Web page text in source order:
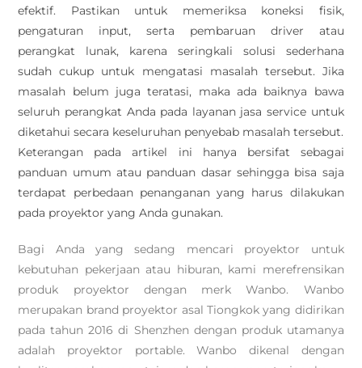
efektif. Pastikan untuk memeriksa koneksi fisik,
pengaturan input, serta pembaruan driver atau
perangkat lunak, karena seringkali solusi sederhana
sudah cukup untuk mengatasi masalah tersebut. Jika
masalah belum juga teratasi, maka ada baiknya bawa
seluruh perangkat Anda pada layanan jasa service untuk
diketahui secara keseluruhan penyebab masalah tersebut.
Keterangan pada artikel ini hanya bersifat sebagai
panduan umum atau panduan dasar sehingga bisa saja
terdapat perbedaan penanganan yang harus dilakukan
pada proyektor yang Anda gunakan.
Bagi Anda yang sedang mencari proyektor untuk
kebutuhan pekerjaan atau hiburan, kami merefrensikan
produk proyektor dengan merk Wanbo. Wanbo
merupakan brand proyektor asal Tiongkok yang didirikan
pada tahun 2016 di Shenzhen dengan produk utamanya
adalah proyektor portable. Wanbo dikenal dengan